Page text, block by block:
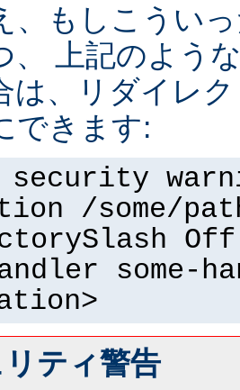
、もしこうい
、 上記のよう
は、リダイレ
できます:
security
/some/
Off
some-
ティ警告